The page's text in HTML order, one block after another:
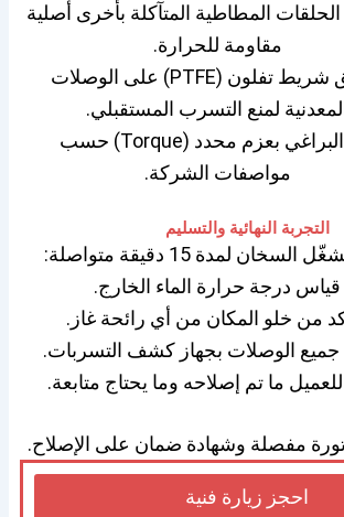
المطاطية المتآكلة بأخرى أصلية
مقاومة للحرارة.
تطبيق شريط تفلون (PTFE) على الوصلات
لمنع التسرب المستقبلي.
شد البراغي بعزم محدد (Torque) حسب
مواصفات الشركة.
التجربة النهائية والتسليم
لمدة 15 دقيقة متواصلة:
قياس درجة حرارة الماء الخارج.
من خلو المكان من أي رائحة غاز.
الوصلات بجهاز كشف التسربات.
ما تم إصلاحه وما يحتاج متابعة.
مفصلة وشهادة ضمان على الإصلاح.
احجز زيارة فنية